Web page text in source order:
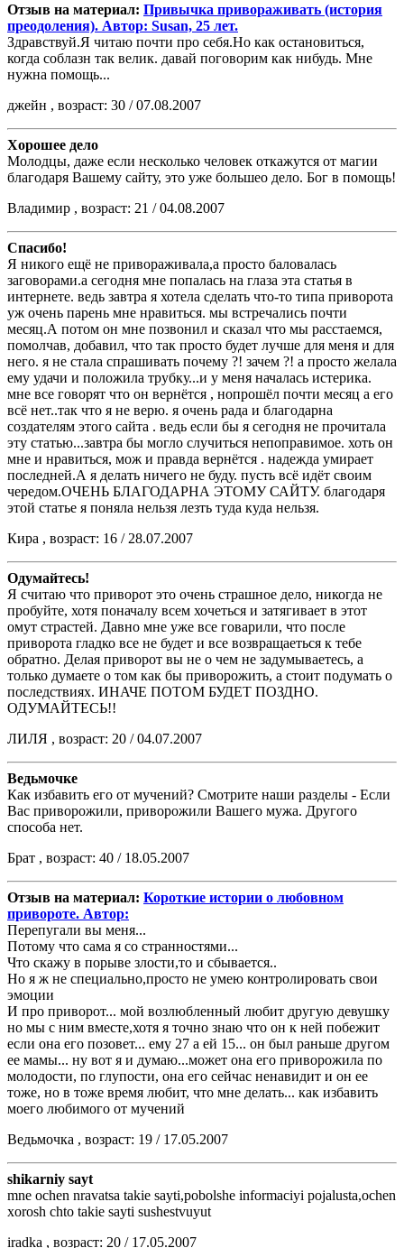
Отзыв на материал: Привычка привораживать (история
преодоления). Автор: Susan, 25 лет.
Здравствуй.Я читаю почти про себя.Но как остановиться,
когда соблазн так велик. давай поговорим как нибудь. Мне
нужна помощь...
джейн , возраст: 30 / 07.08.2007
Хорошее дело
Молодцы, даже если несколько человек откажутся от магии
благодаря Вашему сайту, это уже большео дело. Бог в помощь!
Владимир , возраст: 21 / 04.08.2007
Спасибо!
Я никого ещё не привораживала,а просто баловалась
заговорами.а сегодня мне попалась на глаза эта статья в
интернете. ведь завтра я хотела сделать что-то типа приворота
уж очень парень мне нравиться. мы встречались почти
месяц.А потом он мне позвонил и сказал что мы расстаемся,
помолчав, добавил, что так просто будет лучше для меня и для
него. я не стала спрашивать почему ?! зачем ?! а просто желала
ему удачи и положила трубку...и у меня началась истерика.
мне все говорят что он вернётся , нопрошёл почти месяц а его
всё нет..так что я не верю. я очень рада и благодарна
создателям этого сайта . ведь если бы я сегодня не прочитала
эту статью...завтра бы могло случиться непоправимое. хоть он
мне и нравиться, мож и правда вернётся . надежда умирает
последней.А я делать ничего не буду. пусть всё идёт своим
чередом.ОЧЕНЬ БЛАГОДАРНА ЭТОМУ САЙТУ. благодаря
этой статье я поняла нельзя лезть туда куда нельзя.
Кира , возраст: 16 / 28.07.2007
Одумайтесь!
Я считаю что приворот это очень страшное дело, никогда не
пробуйте, хотя поначалу всем хочеться и затягивает в этот
омут страстей. Давно мне уже все говарили, что после
приворота гладко все не будет и все возвращаеться к тебе
обратно. Делая приворот вы не о чем не задумываетесь, а
только думаете о том как бы приворожить, а стоит подумать о
последствиях. ИНАЧЕ ПОТОМ БУДЕТ ПОЗДНО.
ОДУМАЙТЕСЬ!!
ЛИЛЯ , возраст: 20 / 04.07.2007
Ведьмочке
Как избавить его от мучений? Смотрите наши разделы - Если
Вас приворожили, приворожили Вашего мужа. Другого
способа нет.
Брат , возраст: 40 / 18.05.2007
Отзыв на материал: Короткие истории о любовном
привороте. Автор:
Перепугали вы меня...
Потому что сама я со странностями...
Что скажу в порыве злости,то и сбывается..
Но я ж не специально,просто не умею контролировать свои
эмоции
И про приворот... мой возлюбленный любит другую девушку
но мы с ним вместе,хотя я точно знаю что он к ней побежит
если она его позовет... ему 27 а ей 15... он был раньше другом
ее мамы... ну вот я и думаю...может она его приворожила по
молодости, по глупости, она его сейчас ненавидит и он ее
тоже, но в тоже время любит, что мне делать... как избавить
моего любимого от мучений
Ведьмочка , возраст: 19 / 17.05.2007
shikarniy sayt
mne ochen nravatsa takie sayti,pobolshe informaciyi pojalusta,ochen
xorosh chto takie sayti sushestvuyut
iradka , возраст: 20 / 17.05.2007